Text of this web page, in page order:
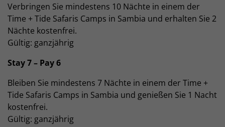
Verbringen Sie mindestens 10 Nächte in einem der
Time + Tide Safaris Camps in Sambia und erhalten Sie 2
Nächte kostenfrei.
Gültig: ganzjährig
Stay 7 – Pay 6
Bleiben Sie mindestens 7 Nächte in einem der Time +
Tide Safaris Camps in Sambia und genießen Sie 1 Nacht
kostenfrei.
Gültig: ganzjährig